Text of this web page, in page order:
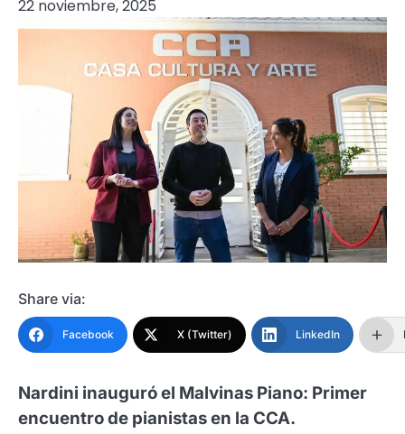
22 noviembre, 2025
Share via:
Facebook X (Twitter) LinkedIn
Nardini inauguró el Malvinas Piano: Primer
encuentro de pianistas en la CCA.